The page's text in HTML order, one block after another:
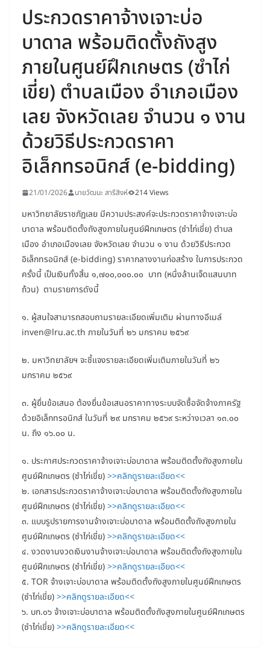
ประกวดราคาจ้างเจาะบ่อ
บาดาล พร้อมติดตั้งถังสูง
ภายในศูนย์ฝึกเกษตร (ซำไก่
เขี่ย) ตำบลเมือง อำเภอเมือง
เลย จังหวัดเลย จำนวน ๑ งาน
ด้วยวิธีประกวดราคา
อิเล็กทรอนิกส์ (e-bidding)
21/01/2026 นายวัฒนะ สารีสิงห์ 214 Views
มหาวิทยาลัยราชภัฏเลย มีความประสงค์จะประกวดราคาจ้างเจาะบ่อ
บาดาล พร้อมติดตั้งถังสูงภายในศูนย์ฝึกเกษตร (ซำไก่เขี่ย) ตำบล
เมือง อำเภอเมืองเลย จังหวัดเลย จำนวน ๑ งาน ด้วยวิธีประกวด
อิเล็กทรอนิกส์ (e-bidding) ราคากลางงานก่อสร้าง ในการประกวด
ครั้งนี้ เป็นเงินทั้งสิ้น ๑,๗๐๐,๐๐๐.๐๐ บาท (หนึ่งล้านเจ็ดแสนบาท
ถ้วน) ตามรายการดังนี้
๑. ผู้สนใจสามารถสอบถามรายละเอียดเพิ่มเติม ผ่านทางอีเมล์
inven@lru.ac.th ภายในวันที่ ๒๖ มกราคม ๒๕๖๙
๒. มหาวิทยาลัยฯ จะชี้แจงรายละเอียดเพิ่มเติมภายในวันที่ ๒๖
มกราคม ๒๕๖๙
๓. ผู้ยื่นข้อเสนอ ต้องยื่นข้อเสนอราคาทางระบบจัดซื้อจัดจ้างภาครัฐ
ด้วยอิเล็กทรอนิกส์ ในวันที่ ๒๙ มกราคม ๒๕๖๙ ระหว่างเวลา ๑๓.๐๐
น. ถึง ๑๖.๐๐ น.
๑. ประกาศประกวดราคาจ้างเจาะบ่อบาดาล พร้อมติดตั้งถังสูงภายใน
ศูนย์ฝึกเกษตร (ซำไก่เขี่ย)>>คลิกดูรายละเอียด<<
๒. เอกสารประกวดราคาจ้างเจาะบ่อบาดาล พร้อมติดตั้งถังสูงภายใน
ศูนย์ฝึกเกษตร (ซำไก่เขี่ย)>>คลิกดูรายละเอียด<<
๓. แบบรูปรายการงานจ้างเจาะบ่อบาดาล พร้อมติดตั้งถังสูงภายใน
ศูนย์ฝึกเกษตร (ซำไก่เขี่ย)>>คลิกดูรายละเอียด<<
๔. งวดงานงวดเงินงานจ้างเจาะบ่อบาดาล พร้อมติดตั้งถังสูงภายใน
ศูนย์ฝึกเกษตร (ซำไก่เขี่ย)>>คลิกดูรายละเอียด<<
๕. TOR จ้างเจาะบ่อบาดาล พร้อมติดตั้งถังสูงภายในศูนย์ฝึกเกษตร
(ซำไก่เขี่ย)>>คลิกดูรายละเอียด<<
๖. บก.๐๖ จ้างเจาะบ่อบาดาล พร้อมติดตั้งถังสูงภายในศูนย์ฝึกเกษตร
(ซำไก่เขี่ย)>>คลิกดูรายละเอียด<<